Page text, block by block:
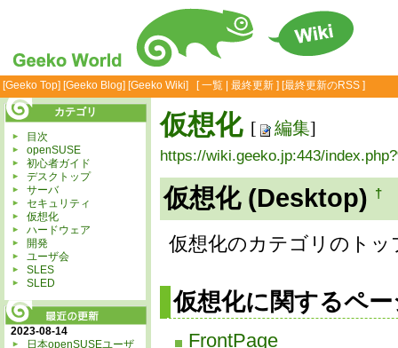
[Geeko Top] [Geeko Blog] [Geeko Wiki] [一覧 最終更新 ] [最終更新のRSS ]
仮想化 [ 編集]
https://wiki.geeko.jp:443/
仮想化 (Desktop) †
仮想化のカテゴリのトッ
仮想化に関するペ
FrontPage
カテゴリ
目次
openSUSE
初心者ガイド
デスクトップ
サーバ
セキュリティ
仮想化
ハードウェア
開発
ユーザ会
SLES
SLED
2023-08-14
日本openSUSEユーザ